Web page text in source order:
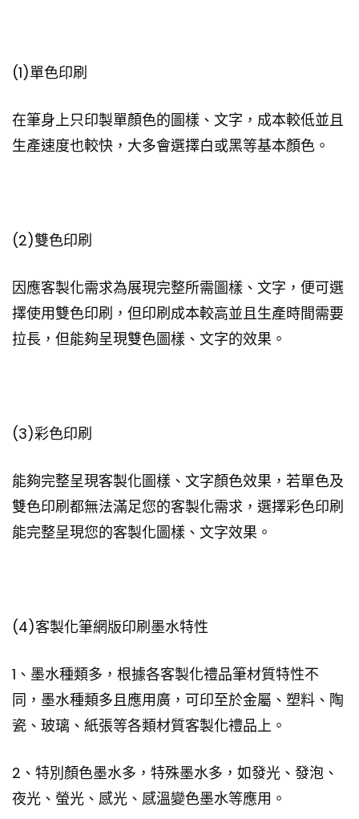
(1)單色印刷
在筆身上只印製單顏色的圖樣、文字，成本較低並且
生產速度也較快，大多會選擇白或黑等基本顏色。
(2)雙色印刷
因應客製化需求為展現完整所需圖樣、文字，便可選
擇使用雙色印刷，但印刷成本較高並且生產時間需要
拉長，但能夠呈現雙色圖樣、文字的效果。
(3)彩色印刷
能夠完整呈現客製化圖樣、文字顏色效果，若單色及
雙色印刷都無法滿足您的客製化需求，選擇彩色印刷
能完整呈現您的客製化圖樣、文字效果。
(4)客製化筆網版印刷墨水特性
1、墨水種類多，根據各客製化禮品筆材質特性不
同，墨水種類多且應用廣，可印至於金屬、塑料、陶
瓷、玻璃、紙張等各類材質客製化禮品上。
2、特別顏色墨水多，特殊墨水多，如發光、發泡、
夜光、螢光、感光、感溫變色墨水等應用。